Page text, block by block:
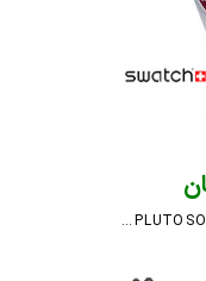
ساعت مچی سواچ مدل MISSION TO PLUTO SO33M101